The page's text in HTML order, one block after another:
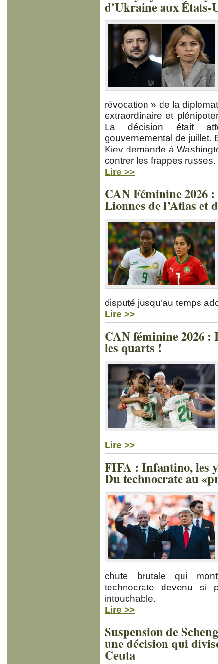
d'Ukraine aux États-
révocation » de la
extraordinaire et
La décision était
gouvernemental de juillet.
Kiev demande à
contrer les frappes russes.
Lire >>
CAN Féminine 2026
Lionnes de l’Atlas et
disputé jusqu’au temps
Lire >>
CAN féminine 2026 :
les quarts !
Lire >>
FIFA : Infantino, les
Du technocrate au
chute brutale qui
technocrate devenu si
intouchable.
Lire >>
Suspension de
une décision qui
Ceuta